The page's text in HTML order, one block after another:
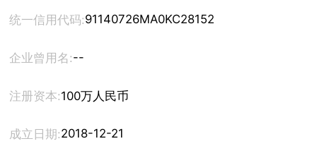
统一信用代码:91140726MA0KC28152
企业曾用名:--
注册资本:100万人民币
成立日期:2018-12-21